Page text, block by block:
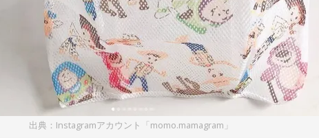
出典：Instagramアカウント「momo.mamagram」